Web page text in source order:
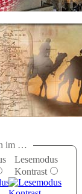
im …
Lesemodus
Kontrast